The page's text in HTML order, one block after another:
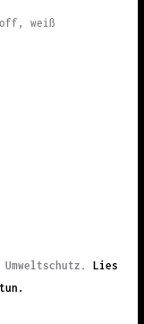
weiß
Lies